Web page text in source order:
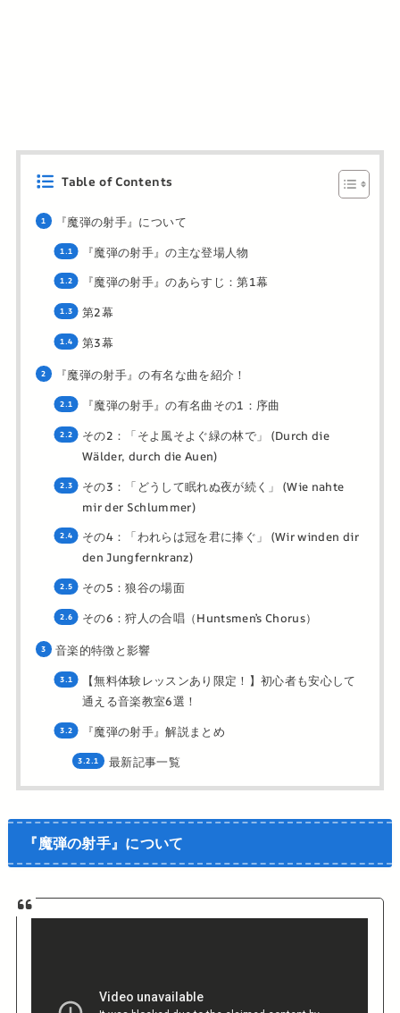
Table of Contents
『魔弾の射手』について
『魔弾の射手』の主な登場人物
『魔弾の射手』のあらすじ：第1幕
第2幕
第3幕
『魔弾の射手』の有名な曲を紹介！
『魔弾の射手』の有名曲その1：序曲
その2：「そよ風そよぐ緑の林で」 (Durch die
Wälder, durch die Auen)
その3：「どうして眠れぬ夜が続く」 (Wie nahte
mir der Schlummer)
その4：「われらは冠を君に捧ぐ」 (Wir winden dir
den Jungfernkranz)
その5：狼谷の場面
その6：狩人の合唱（Huntsmen’s Chorus）
音楽的特徴と影響
【無料体験レッスンあり限定！】初心者も安心して
通える音楽教室6選！
『魔弾の射手』解説まとめ
最新記事一覧
『魔弾の射手』について